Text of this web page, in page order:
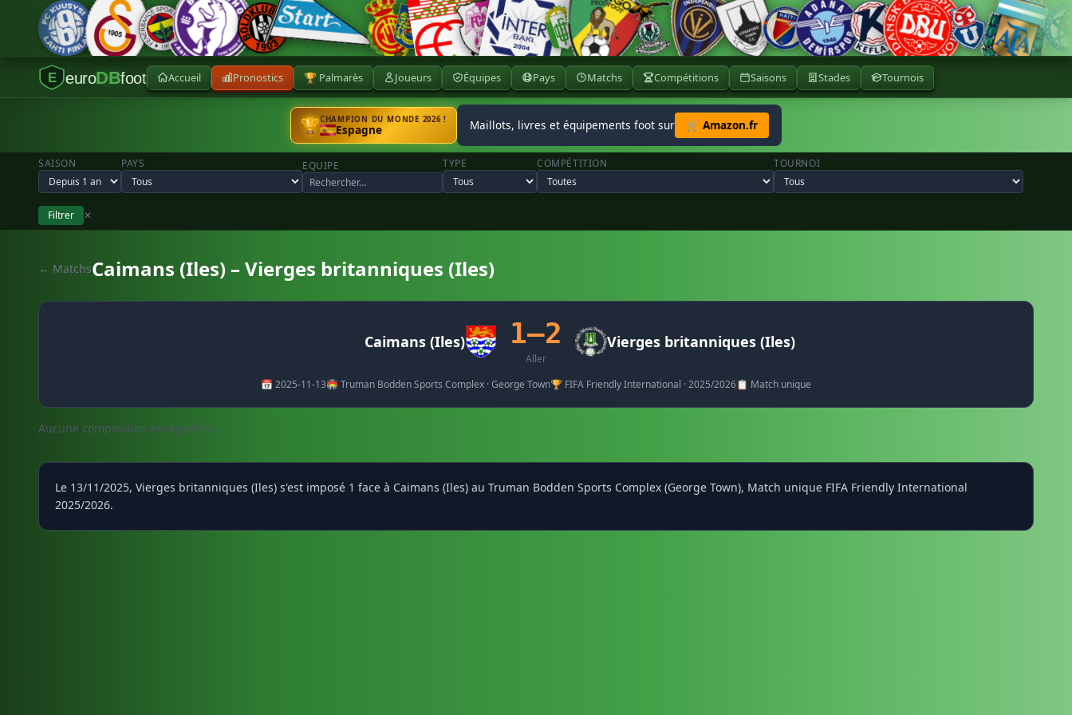
E euroDBfoot Accueil Pronostics 🏆 Palmarès Joueurs Équipes Pays Matchs Compétitions Saisons Stades Tournois
🏆CHAMPION DU MONDE 2026 !
Espagne Maillots, livres et équipements foot sur 🛒 Amazon.fr
SAISON PAYS EQUIPE TYPE COMPÉTITION TOURNOI
Filtrer ✕
← MatchsCaimans (Iles) – Vierges britanniques (Iles)
Caimans (Iles) 1–2
Aller
Vierges britanniques (Iles)
📅 2025-11-13🏟️ Truman Bodden Sports Complex · George Town🏆 FIFA Friendly International · 2025/2026📋 Match unique
Aucune composition enregistrée.
Le 13/11/2025, Vierges britanniques (Iles) s'est imposé 1 face à Caimans (Iles) au Truman Bodden Sports Complex (George Town), Match unique FIFA Friendly International
2025/2026.